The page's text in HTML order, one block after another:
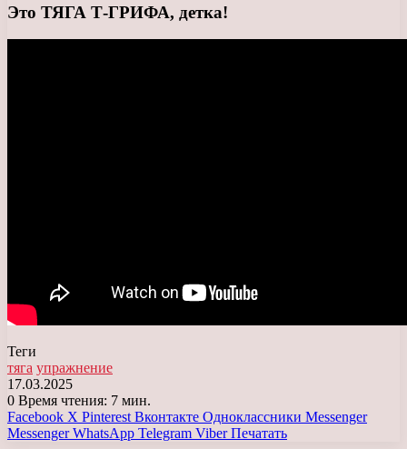
Это ТЯГА Т-ГРИФА, детка!
Теги
тяга упражнение
17.03.2025
0 Время чтения: 7 мин.
Facebook X Pinterest Вконтакте Одноклассники Messenger
Messenger WhatsApp Telegram Viber Печатать